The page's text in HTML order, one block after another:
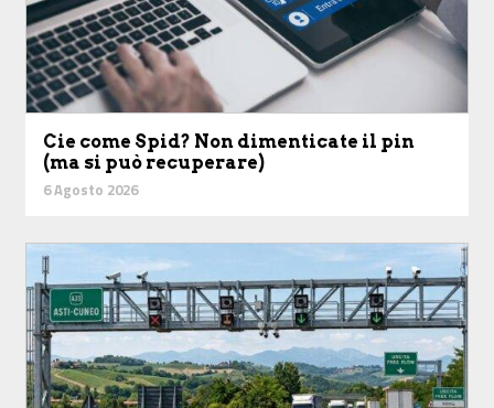
Cie come Spid? Non dimenticate il pin
(ma si può recuperare)
6 Agosto 2026